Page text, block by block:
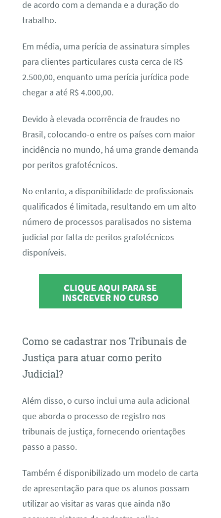
de acordo com a demanda e a duração do
trabalho.
Em média, uma perícia de assinatura simples
para clientes particulares custa cerca de R$
2.500,00, enquanto uma perícia jurídica pode
chegar a até R$ 4.000,00.
Devido à elevada ocorrência de fraudes no
Brasil, colocando-o entre os países com maior
incidência no mundo, há uma grande demanda
por peritos grafotécnicos.
No entanto, a disponibilidade de profissionais
qualificados é limitada, resultando em um alto
número de processos paralisados no sistema
judicial por falta de peritos grafotécnicos
disponíveis.
CLIQUE AQUI PARA SE
INSCREVER NO CURSO
Como se cadastrar nos Tribunais de
Justiça para atuar como perito
Judicial?
Além disso, o curso inclui uma aula adicional
que aborda o processo de registro nos
tribunais de justiça, fornecendo orientações
passo a passo.
Também é disponibilizado um modelo de carta
de apresentação para que os alunos possam
utilizar ao visitar as varas que ainda não